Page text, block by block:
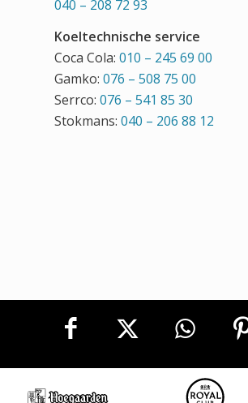
040 – 208 72 93
Koeltechnische service
Coca Cola: 010 – 245 69 00
Gamko: 076 – 508 75 00
Serrco: 076 – 541 85 30
Stokmans: 040 – 206 88 12